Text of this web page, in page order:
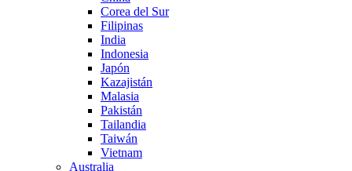
Corea del Sur
Filipinas
India
Indonesia
Japón
Kazajistán
Malasia
Pakistán
Tailandia
Taiwán
Vietnam
Australia